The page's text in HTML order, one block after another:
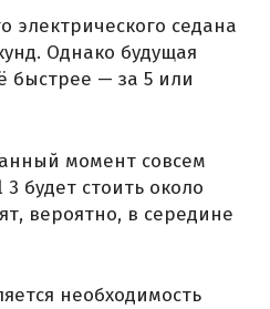
седана
Однако будущая
быстрее — за 5 или
момент совсем
будет стоить около
вероятно, в середине
необходимость